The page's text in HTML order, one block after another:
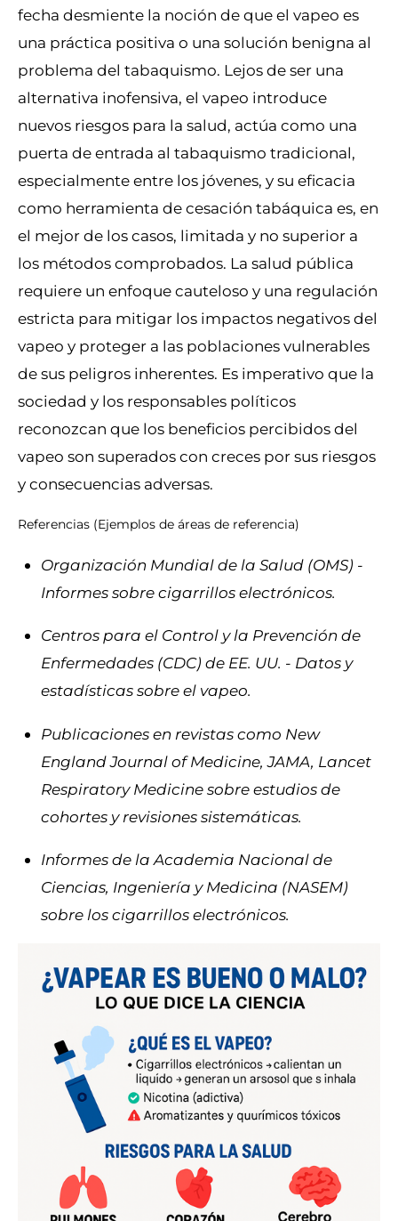
fecha desmiente la noción de que el vapeo es
una práctica positiva o una solución benigna al
problema del tabaquismo. Lejos de ser una
alternativa inofensiva, el vapeo introduce
nuevos riesgos para la salud, actúa como una
puerta de entrada al tabaquismo tradicional,
especialmente entre los jóvenes, y su eficacia
como herramienta de cesación tabáquica es, en
el mejor de los casos, limitada y no superior a
los métodos comprobados. La salud pública
requiere un enfoque cauteloso y una regulación
estricta para mitigar los impactos negativos del
vapeo y proteger a las poblaciones vulnerables
de sus peligros inherentes. Es imperativo que la
sociedad y los responsables políticos
reconozcan que los beneficios percibidos del
vapeo son superados con creces por sus riesgos
y consecuencias adversas.
Referencias (Ejemplos de áreas de referencia)
Organización Mundial de la Salud (OMS) -
Informes sobre cigarrillos electrónicos.
Centros para el Control y la Prevención de
Enfermedades (CDC) de EE. UU. - Datos y
estadísticas sobre el vapeo.
Publicaciones en revistas como New
England Journal of Medicine,JAMA, Lancet
Respiratory Medicinesobre estudios de
cohortes y revisiones sistemáticas.
Informes de la Academia Nacional de
Ciencias, Ingeniería y Medicina (NASEM)
sobre los cigarrillos electrónicos.